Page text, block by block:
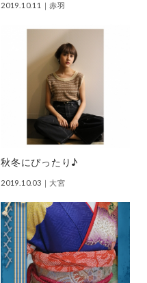
2019.10.11 ｜赤羽
秋冬にぴったり♪
2019.10.03 ｜大宮